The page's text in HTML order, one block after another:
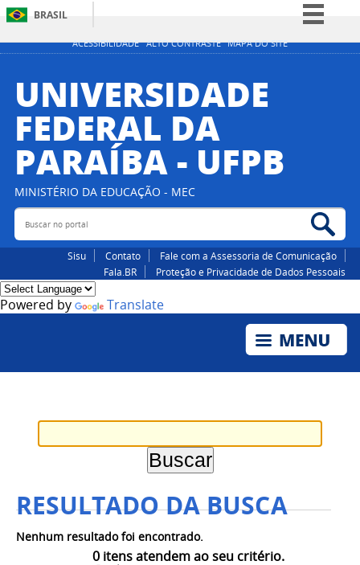
ACESSIBILIDADE ALTO CONTRASTE MAPA DO SITE
BRASIL
Simplifique!
Participe
Acesso à informação
Canais
UNIVERSIDADE
FEDERAL DA
PARAÍBA - UFPB
MINISTÉRIO DA EDUCAÇÃO - MEC
Buscar no portal
Sisu Contato
Fale com a Assessoria de Comunicação
Fala.BR
Proteção e Privacidade de Dados Pessoais
Powered by Translate
RESULTADO DA BUSCA
0itens atendem ao seu critério.
Nenhum resultado foi encontrado.